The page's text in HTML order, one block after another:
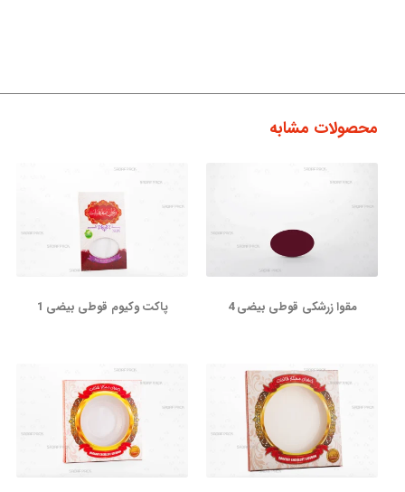
محصولات مشابه
مقوا زرشکی قوطی بیضی 4 پاکت وکیوم قوطی بیضی 1